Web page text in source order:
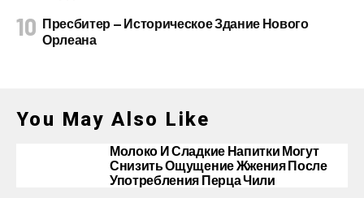
Пресбитер — Историческое Здание Нового
Орлеана
You May Also Like
Молоко И Сладкие Напитки Могут
Снизить Ощущение Жжения После
Употребления Перца Чили